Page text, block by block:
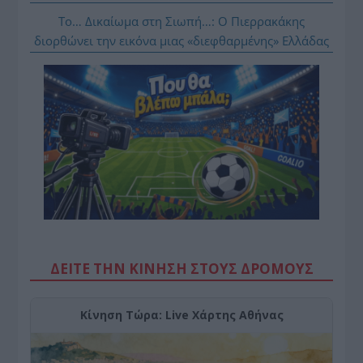
Το… Δικαίωμα στη Σιωπή…: Ο Πιερρακάκης
διορθώνει την εικόνα μιας «διεφθαρμένης» Ελλάδας
ΔΕΙΤΕ ΤΗΝ ΚΙΝΗΣΗ ΣΤΟΥΣ ΔΡΌΜΟΥΣ
Κίνηση Τώρα: Live Χάρτης Αθήνας